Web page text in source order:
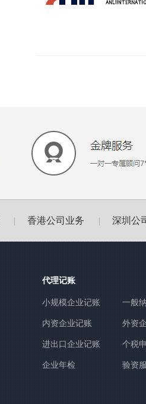
香港公司业务 深圳公
代理记账
小规模企业记账 一般
内资企业记账 外资
进出口企业记账 个税
企业年检 验资